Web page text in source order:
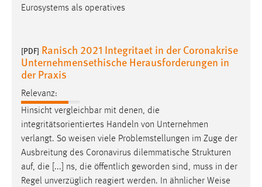
Eurosystems als operatives
[PDF] Ranisch 2021 Integritaet in der Coronakrise
Unternehmensethische Herausforderungen in
der Praxis
Relevanz:
Hinsicht vergleichbar mit denen, die
integritätsorientiertes Handeln von Unternehmen
verlangt. So weisen viele Problemstellungen im Zuge der
Ausbreitung des Coronavirus dilemmatische Strukturen
auf, die [...] ns, die öffentlich geworden sind, muss in der
Regel unverzüglich reagiert werden. In ähnlicher Weise
Name:
Google Ireland Limited
Zweck:
Cookie Laufzeit:
3 Monate
Facebook Pixel
Name: